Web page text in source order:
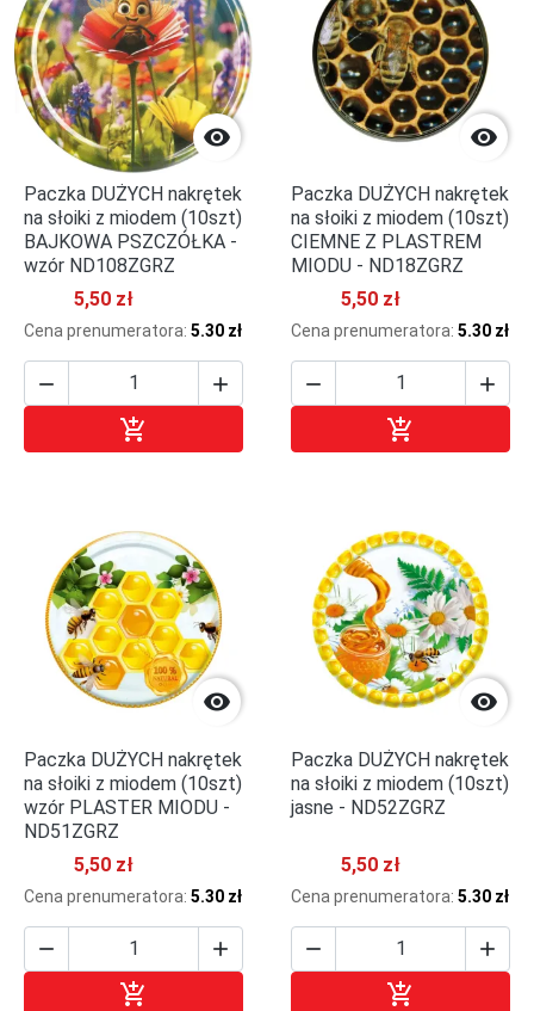

Paczka DUŻYCH nakrętek
na słoiki z miodem (10szt)
BAJKOWA PSZCZÓŁKA -
wzór ND108ZGRZ
5,50 zł
Cena prenumeratora: 5.30 zł
 


Paczka DUŻYCH nakrętek
na słoiki z miodem (10szt)
CIEMNE Z PLASTREM
MIODU - ND18ZGRZ
5,50 zł
Cena prenumeratora: 5.30 zł
 


Paczka DUŻYCH nakrętek
na słoiki z miodem (10szt)
wzór PLASTER MIODU -
ND51ZGRZ
5,50 zł
Cena prenumeratora: 5.30 zł
 


Paczka DUŻYCH nakrętek
na słoiki z miodem (10szt)
jasne - ND52ZGRZ
5,50 zł
Cena prenumeratora: 5.30 zł
 
